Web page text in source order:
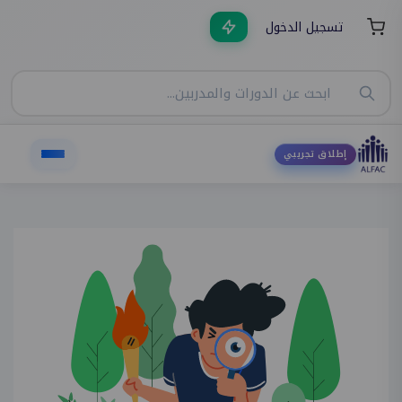
تسجيل الدخول
إطلاق تجريبي